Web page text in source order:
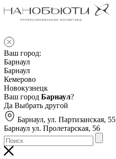
Ваш город:
Барнаул
Барнаул
Кемерово
Новокузнецк
Ваш город Барнаул?
Да Выбрать другой
Барнаул, ул. Партизанская, 55
Барнаул ул. Пролетарская, 56